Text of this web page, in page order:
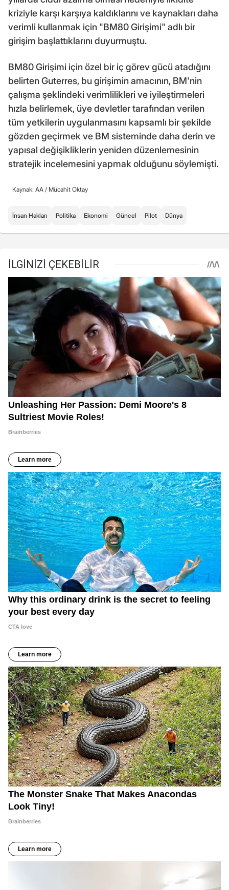
kriziyle karşı karşıya kaldıklarını ve kaynakları daha
verimli kullanmak için "BM80 Girişimi" adlı bir
girişim başlattıklarını duyurmuştu.
BM80 Girişimi için özel bir iç görev gücü atadığını
belirten Guterres, bu girişimin amacının, BM'nin
çalışma şeklindeki verimlilikleri ve iyileştirmeleri
hızla belirlemek, üye devletler tarafından verilen
tüm yetkilerin uygulanmasını kapsamlı bir şekilde
gözden geçirmek ve BM sisteminde daha derin ve
yapısal değişikliklerin yeniden düzenlemesinin
stratejik incelemesini yapmak olduğunu söylemişti.
Kaynak: AA / Mücahit Oktay
İnsan Hakları Politika Ekonomi Güncel Pilot Dünya